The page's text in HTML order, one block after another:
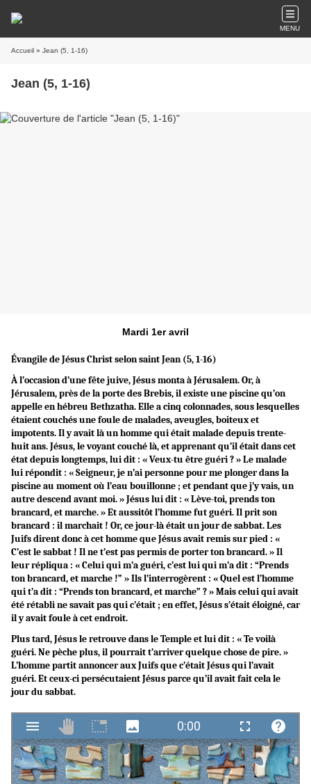
MENU
Accueil » Jean (5, 1-16)
Jean (5, 1-16)
Mardi 1er avril
Évangile de Jésus Christ selon saint Jean (5, 1-16)
À l’occasion d’une fête juive, Jésus monta à Jérusalem. Or, à
Jérusalem, près de la porte des Brebis, il existe une piscine qu’on
appelle en hébreu Bethzatha. Elle a cinq colonnades, sous lesquelles
étaient couchés une foule de malades, aveugles, boiteux et
impotents. Il y avait là un homme qui était malade depuis trente-
huit ans. Jésus, le voyant couché là, et apprenant qu’il était dans cet
état depuis longtemps, lui dit : « Veux-tu être guéri ? » Le malade
lui répondit : « Seigneur, je n’ai personne pour me plonger dans la
piscine au moment où l’eau bouillonne ; et pendant que j’y vais, un
autre descend avant moi. » Jésus lui dit : « Lève-toi, prends ton
brancard, et marche. » Et aussitôt l’homme fut guéri. Il prit son
brancard : il marchait ! Or, ce jour-là était un jour de sabbat. Les
Juifs dirent donc à cet homme que Jésus avait remis sur pied : «
C’est le sabbat ! Il ne t’est pas permis de porter ton brancard. » Il
leur répliqua : « Celui qui m’a guéri, c’est lui qui m’a dit : “Prends
ton brancard, et marche !” » Ils l’interrogèrent : « Quel est l’homme
qui t’a dit : “Prends ton brancard, et marche” ? » Mais celui qui avait
été rétabli ne savait pas qui c’était ; en effet, Jésus s’était éloigné, car
il y avait foule à cet endroit.
Plus tard, Jésus le retrouve dans le Temple et lui dit : « Te voilà
guéri. Ne pèche plus, il pourrait t’arriver quelque chose de pire. »
L’homme partit annoncer aux Juifs que c’était Jésus qui l’avait
guéri. Et ceux-ci persécutaient Jésus parce qu’il avait fait cela le
jour du sabbat.